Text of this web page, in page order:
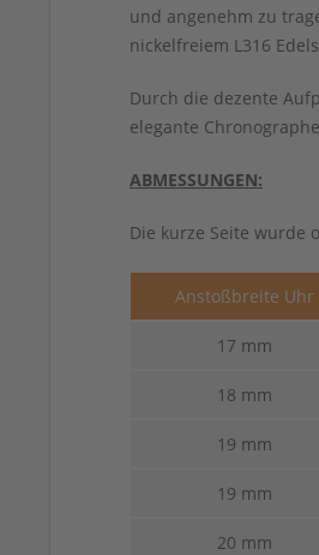
und angenehm zu
nickelfreiem L316
Durch die dezente
elegante
ABMESSUNGEN:
Die kurze Seite wurde
Anstoßbreite Uhr
17 mm
18 mm
19 mm
19 mm
20 mm